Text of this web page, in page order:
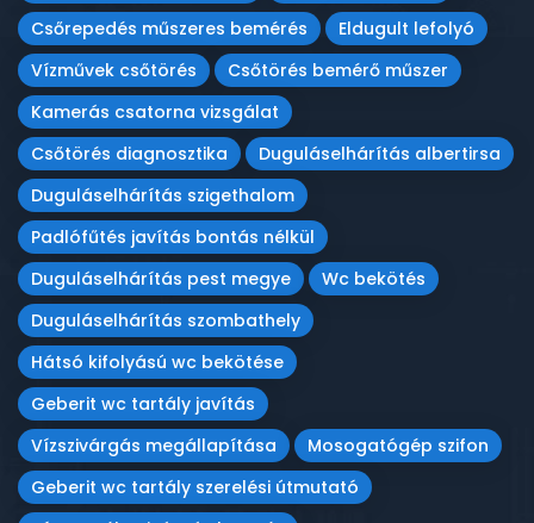
Csőrepedés műszeres bemérés
Eldugult lefolyó
Vízművek csőtörés
Csőtörés bemérő műszer
Kamerás csatorna vizsgálat
Csőtörés diagnosztika
Duguláselhárítás albertirsa
Duguláselhárítás szigethalom
Padlófűtés javítás bontás nélkül
Duguláselhárítás pest megye
Wc bekötés
Duguláselhárítás szombathely
Hátsó kifolyású wc bekötése
Geberit wc tartály javítás
Vízszivárgás megállapítása
Mosogatógép szifon
Geberit wc tartály szerelési útmutató